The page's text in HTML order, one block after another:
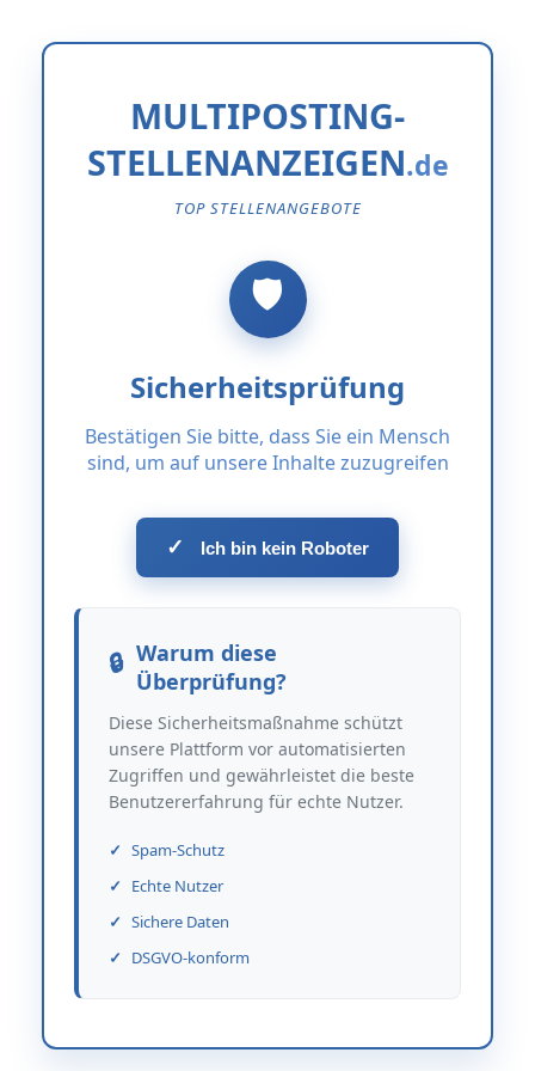
MULTIPOSTING-
STELLENANZEIGEN
TOP STELLENANGEBOTE
Sicherheitsprüfung
Bestätigen Sie bitte, dass Sie ein Mensch
sind, um auf unsere Inhalte zuzugreifen
✓ Ich bin kein Roboter
Warum diese
Überprüfung?
Diese Sicherheitsmaßnahme schützt
unsere Plattform vor automatisierten
Zugriffen und gewährleistet die beste
Benutzererfahrung für echte Nutzer.
Spam-Schutz
Echte Nutzer
Sichere Daten
DSGVO-konform